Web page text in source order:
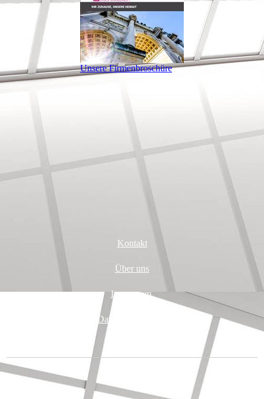
Unsere Firmenbroschüre
Kontakt
Über uns
Impressum
Datenschutzerklärung